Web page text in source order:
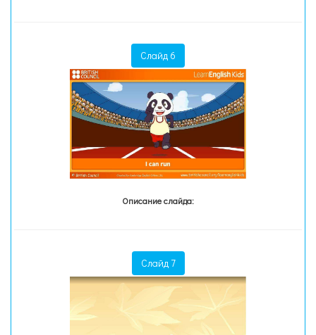
Слайд 6
Описание слайда:
Слайд 7